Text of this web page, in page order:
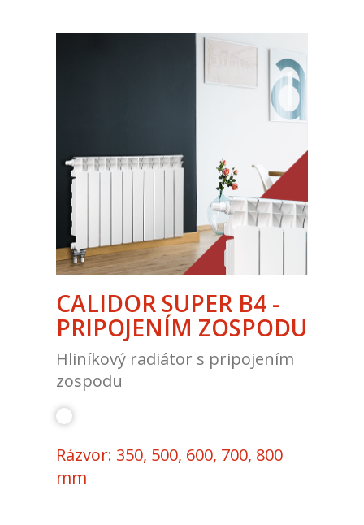
CALIDOR SUPER B4 -
PRIPOJENÍM ZOSPODU
Hliníkový radiátor s pripojením
zospodu
Rázvor: 350, 500, 600, 700, 800
mm